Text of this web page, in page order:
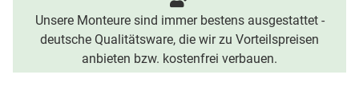
Unsere Monteure sind immer bestens ausgestattet -
deutsche Qualitätsware, die wir zu Vorteilspreisen
anbieten bzw. kostenfrei verbauen.